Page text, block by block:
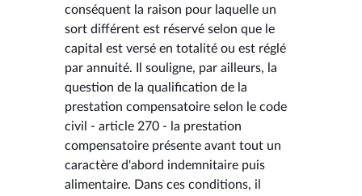
conséquent la raison pour laquelle un
sort différent est réservé selon que le
capital est versé en totalité ou est réglé
par annuité. Il souligne, par ailleurs, la
question de la qualification de la
prestation compensatoire selon le code
civil - article 270 - la prestation
compensatoire présente avant tout un
caractère d'abord indemnitaire puis
alimentaire. Dans ces conditions, il